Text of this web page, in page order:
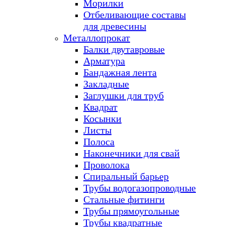
Морилки
Отбеливающие составы
для древесины
Металлопрокат
Балки двутавровые
Арматура
Бандажная лента
Закладные
Заглушки для труб
Квадрат
Косынки
Листы
Полоса
Наконечники для свай
Проволока
Спиральный барьер
Трубы водогазопроводные
Стальные фитинги
Трубы прямоугольные
Трубы квадратные